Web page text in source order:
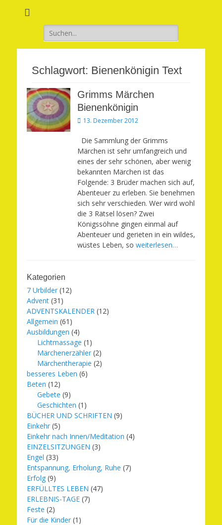
Suchen
nach:
Schlagwort: Bienenkönigin Text
Grimms Märchen
Bienenkönigin
Veröffentlicht
13. Dezember 2012
Die Sammlung der Grimms
Märchen ist sehr umfangreich und
eines der sehr schönen, aber wenig
bekannten Märchen ist das
Folgende: 3 Brüder machen sich auf,
Abenteuer zu erleben. Sie benehmen
sich sehr verschieden. Wer wird wohl
die 3 Rätsel lösen? Zwei
Königssöhne gingen einmal auf
Abenteuer und gerieten in ein wildes,
wüstes Leben, so weiterlesen…
Kategorien
7 Urbilder (12)
Advent (31)
ADVENTSKALENDER (12)
Allgemein (61)
Ausbildungen (4)
Lichtmassage (1)
Märchenerzähler (2)
Märchentherapie (2)
besseres Leben (6)
Beten (12)
Gebete (9)
Geschichten (1)
BÜCHER UND SCHRIFTEN (9)
Einkehr (5)
Einkehr nach Innen/Meditation (4)
EINZELSITZUNGEN (3)
Engel (33)
Entspannung, Erholung, Ruhe (7)
Erfolg (9)
ERFÜLLTES LEBEN (47)
ERLEBNIS-TAGE (7)
Feste (2)
Für die Kinder (1)